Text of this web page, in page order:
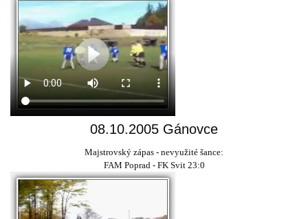
08.10.2005 Gánovce
Majstrovský zápas - nevyužité šance:
FAM Poprad - FK Svit 23:0